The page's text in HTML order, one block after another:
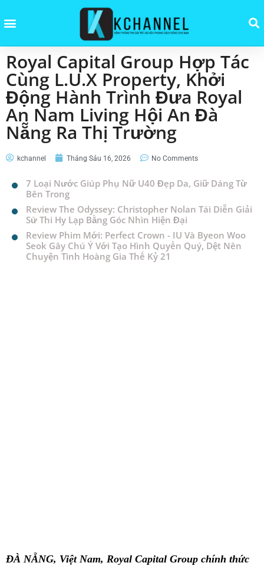
Royal Capital Group Hợp Tác
Cùng L.U.X Property, Khởi
Động Hành Trình Đưa Royal
An Nam Living Hội An Đà
Nẵng Ra Thị Trường
kchannel Tháng Sáu 16, 2026 No Comments
7 Loại Nước Giúp Phụ Nữ U40 Đẹp Da, Giữ Dáng Từ
Bên Trong
Review The Odyssey: Christopher Nolan Tái Diễn Giải
Sử Thi Hy Lạp Bằng Góc Nhìn Hiện Đại
Review Phim Mới: Perfect Crown - IU Và Byeon Woo
Seok Gây Chú Ý Với Tạo Hình Quyền Quý, Dệt Nên
Chuyện Tình Hoàng Gia Thế Kỷ 21
ĐÀ NẴNG, Việt Nam, Royal Capital Group chính thức